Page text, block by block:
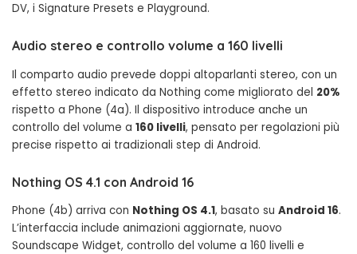
DV, i Signature Presets e Playground.
Audio stereo e controllo volume a 160 livelli
Il comparto audio prevede doppi altoparlanti stereo, con un
effetto stereo indicato da Nothing come migliorato del 20%
rispetto a Phone (4a). Il dispositivo introduce anche un
controllo del volume a 160 livelli, pensato per regolazioni più
precise rispetto ai tradizionali step di Android.
Nothing OS 4.1 con Android 16
Phone (4b) arriva con Nothing OS 4.1, basato su Android 16.
L’interfaccia include animazioni aggiornate, nuovo
Soundscape Widget, controllo del volume a 160 livelli e